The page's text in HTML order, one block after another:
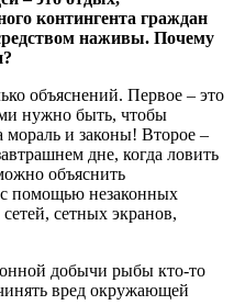
контингента граждан
наживы. Почему
объяснений. Первое – это
нужно быть, чтобы
мораль и законы! Второе –
дне, когда ловить
объяснить
помощью незаконных
сетных экранов,
добычи рыбы кто-то
вред окружающей